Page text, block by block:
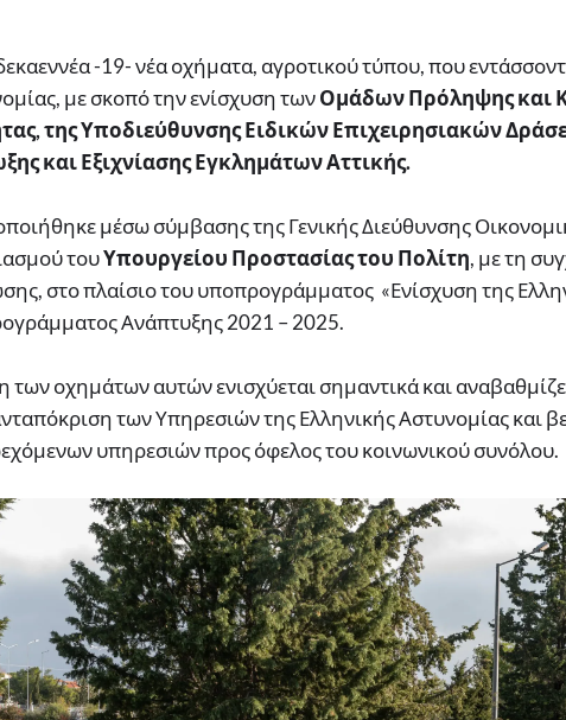
-19- νέα οχήματα, αγροτικού τύπου, που
με σκοπό την ενίσχυση τωνΟμάδων Πρόληψης και
της Υποδιεύθυνσης Ειδικών Επιχειρησιακών
και Εξιχνίασης Εγκλημάτων Αττικής.
μέσω σύμβασης της Γενικής Διεύθυνσης
τουΥπουργείου Προστασίας του Πολίτη, με τη
στο πλαίσιο του υποπρογράμματος «Ενίσχυση της
Ανάπτυξης 2021 – 2025.
οχημάτων αυτών ενισχύεται σημαντικά και
των Υπηρεσιών της Ελληνικής Αστυνομίας και
υπηρεσιών προς όφελος του κοινωνικού συνόλου.